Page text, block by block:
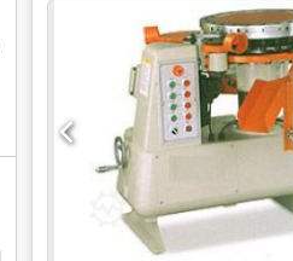
Egaodeha - Dimensioner